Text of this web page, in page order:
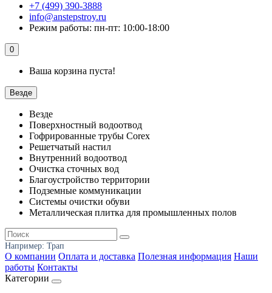
+7 (499) 390-3888
info@anstepstroy.ru
Режим работы: пн-пт: 10:00-18:00
0
Ваша корзина пуста!
Везде
Везде
Поверхностный водоотвод
Гофрированные трубы Corex
Решетчатый настил
Внутренний водоотвод
Очистка сточных вод
Благоустройство территории
Подземные коммуникации
Системы очистки обуви
Металлическая плитка для промышленных полов
Например: Трап
О компании Оплата и доставка Полезная информация Наши
работы Контакты
Категории